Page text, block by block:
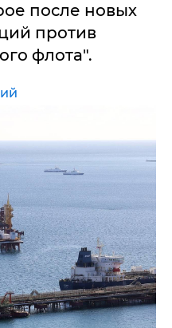
после новых
против
флота".